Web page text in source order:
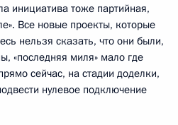
инициатива тоже партийная,
Все новые проекты, которые
нельзя сказать, что они были,
«последняя миля» мало где
сейчас, на стадии доделки,
нулевое подключение